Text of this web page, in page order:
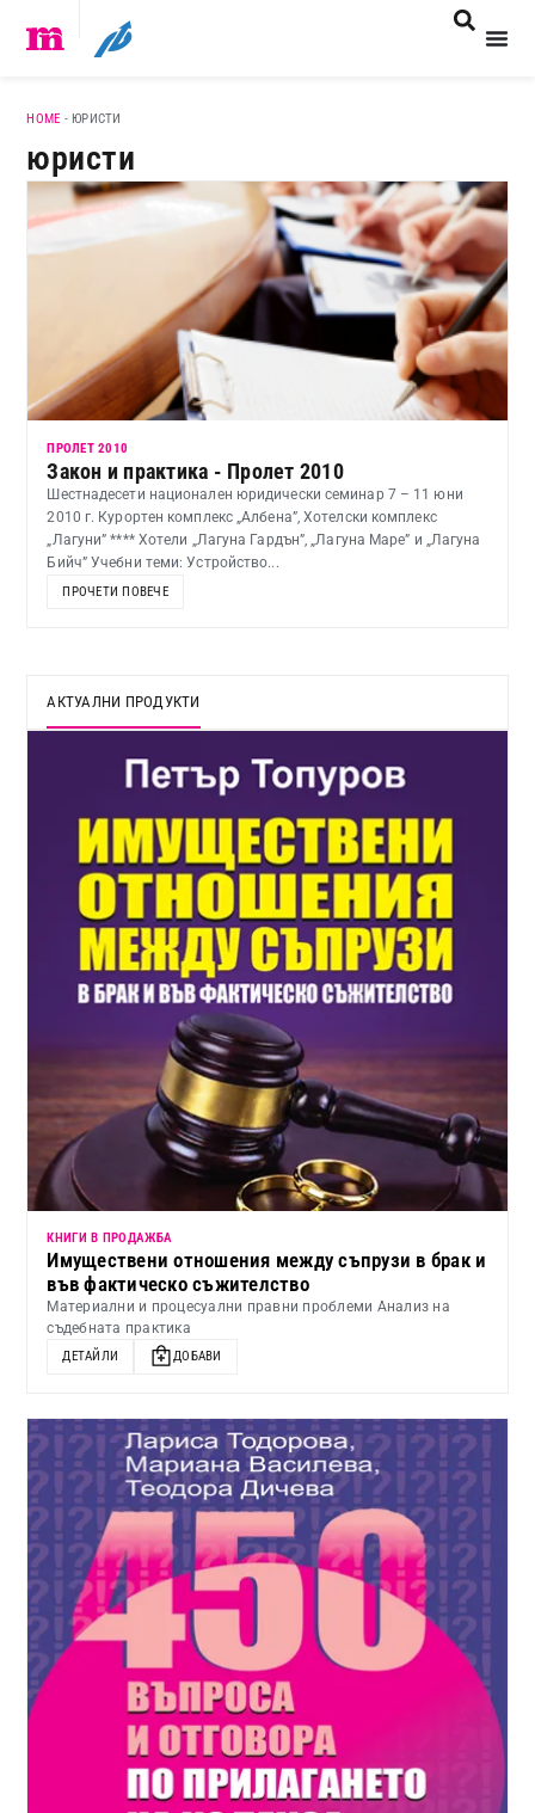
HOME - ЮРИСТИ
юристи
ПРОЛЕТ 2010
Закон и практика - Пролет 2010
Шестнадесети национален юридически семинар 7 – 11 юни
2010 г. Курортен комплекс „Албена”, Хотелски комплекс
„Лагуни” **** Хотели „Лагуна Гардън”, „Лагуна Маре” и „Лагуна
Бийч” Учебни теми: Устройство...
ПРОЧЕТИ ПОВЕЧЕ
АКТУАЛНИ ПРОДУКТИ
КНИГИ В ПРОДАЖБА
Имуществени отношения между съпрузи в брак и
във фактическо съжителство
Материални и процесуални правни проблеми Анализ на
съдебната практика
ДЕТАЙЛИ ДОБАВИ